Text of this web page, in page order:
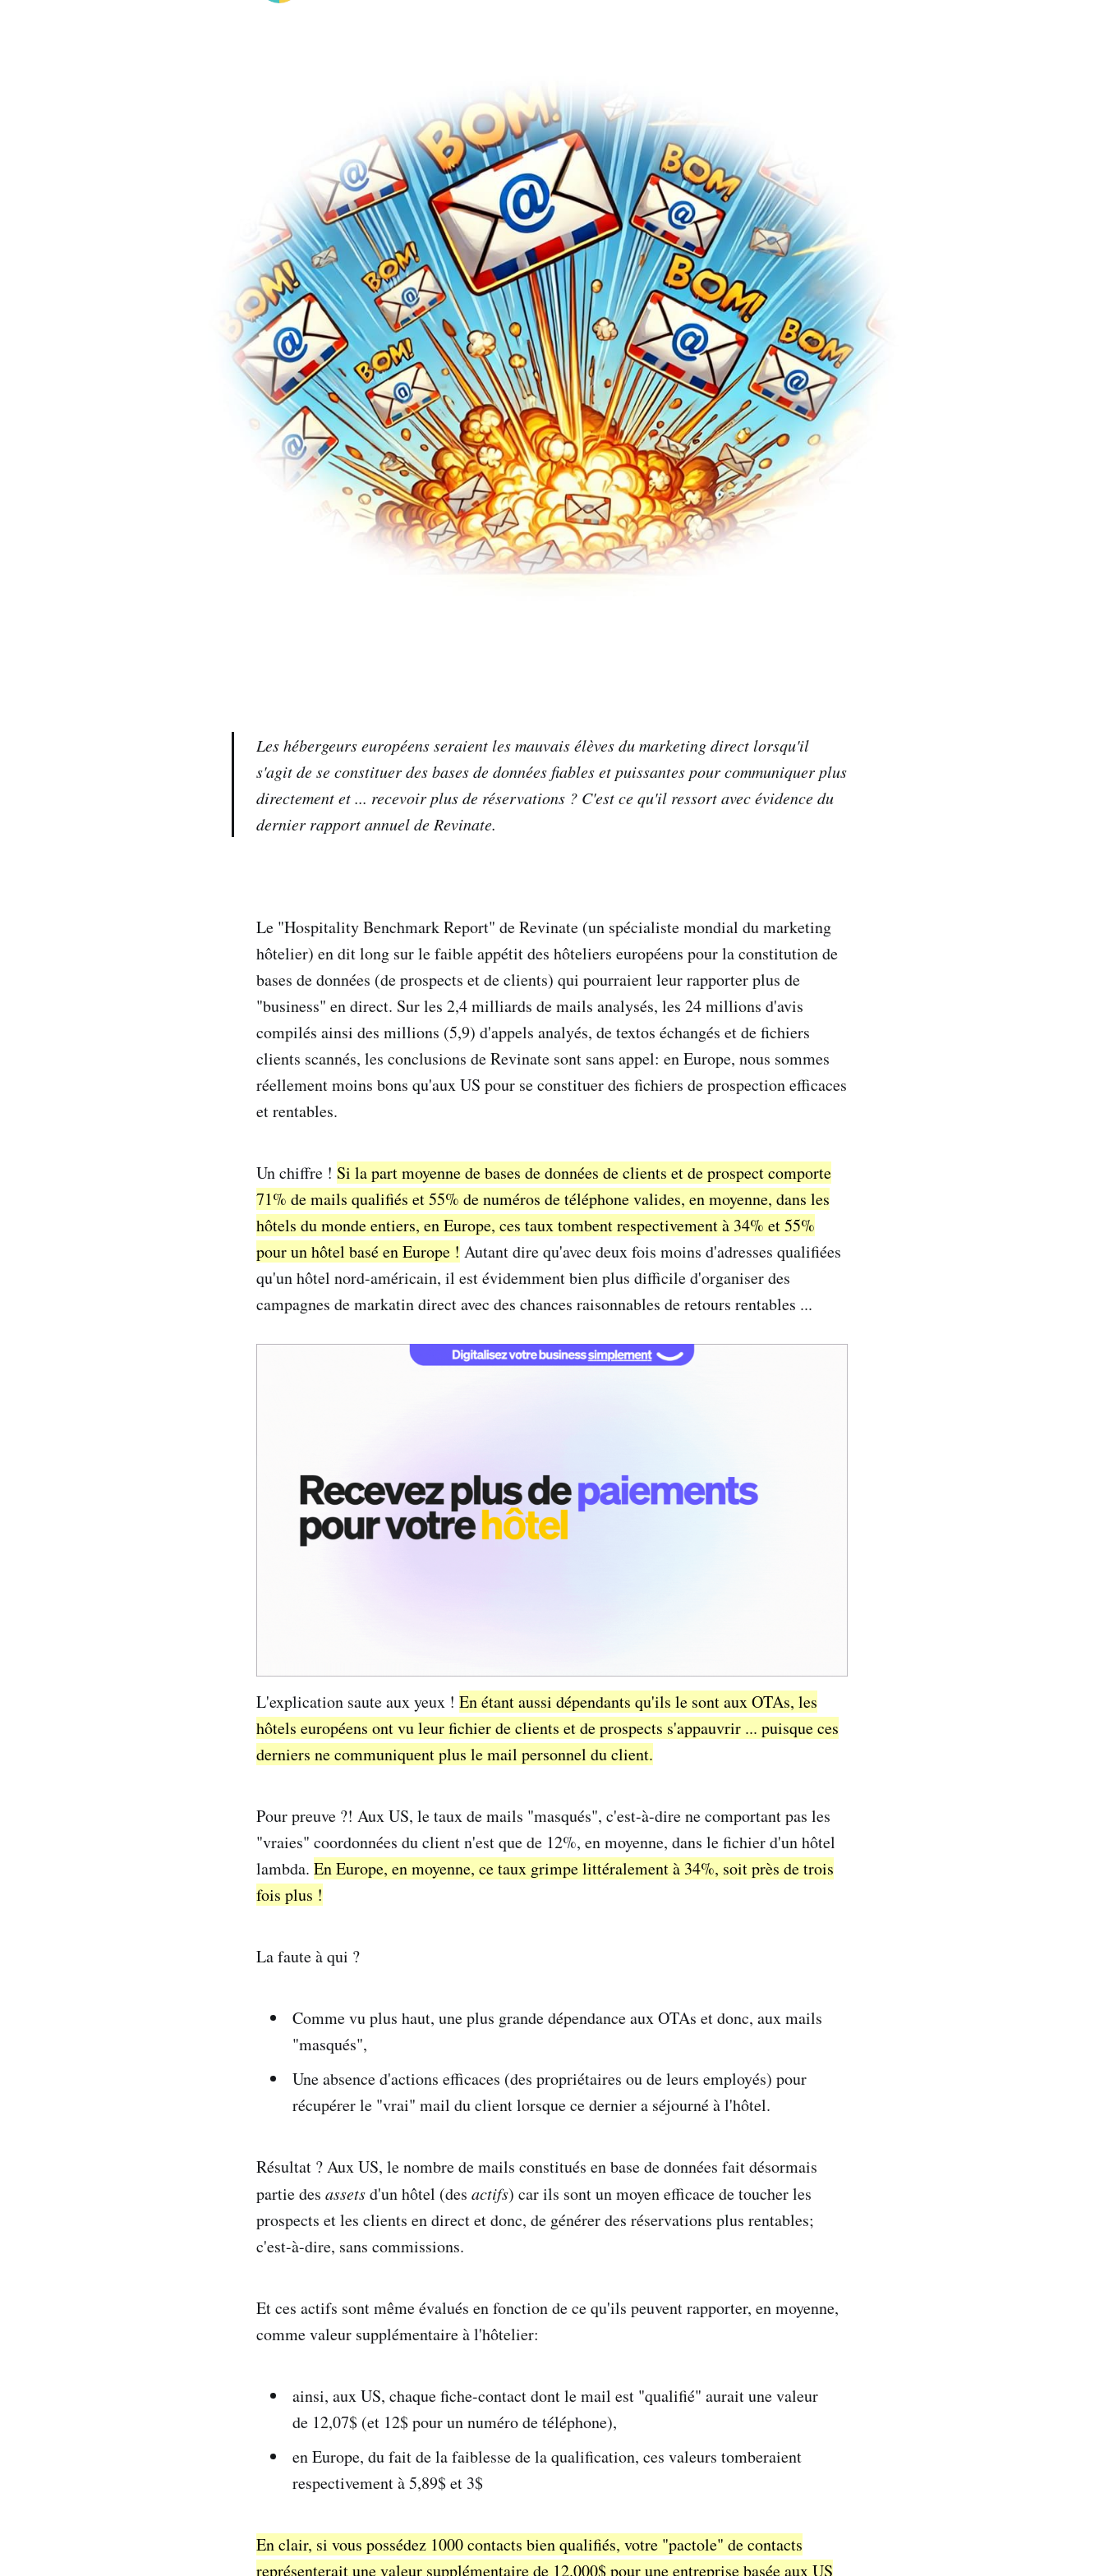
Les hébergeurs européens seraient les mauvais élèves du marketing direct lorsqu'il
s'agit de se constituer des bases de données fiables et puissantes pour communiquer plus
directement et ... recevoir plus de réservations ? C'est ce qu'il ressort avec évidence du
dernier rapport annuel de Revinate.
Le "Hospitality Benchmark Report" de Revinate (un spécialiste mondial du marketing
hôtelier) en dit long sur le faible appétit des hôteliers européens pour la constitution de
bases de données (de prospects et de clients) qui pourraient leur rapporter plus de
"business" en direct. Sur les 2,4 milliards de mails analysés, les 24 millions d'avis
compilés ainsi des millions (5,9) d'appels analyés, de textos échangés et de fichiers
clients scannés, les conclusions de Revinate sont sans appel: en Europe, nous sommes
réellement moins bons qu'aux US pour se constituer des fichiers de prospection efficaces
et rentables.
Un chiffre ! Si la part moyenne de bases de données de clients et de prospect comporte
71% de mails qualifiés et 55% de numéros de téléphone valides, en moyenne, dans les
hôtels du monde entiers, en Europe, ces taux tombent respectivement à 34% et 55%
pour un hôtel basé en Europe ! Autant dire qu'avec deux fois moins d'adresses qualifiées
qu'un hôtel nord-américain, il est évidemment bien plus difficile d'organiser des
campagnes de markatin direct avec des chances raisonnables de retours rentables ...
L'explication saute aux yeux ! En étant aussi dépendants qu'ils le sont aux OTAs, les
hôtels européens ont vu leur fichier de clients et de prospects s'appauvrir ... puisque ces
derniers ne communiquent plus le mail personnel du client.
Pour preuve ?! Aux US, le taux de mails "masqués", c'est-à-dire ne comportant pas les
"vraies" coordonnées du client n'est que de 12%, en moyenne, dans le fichier d'un hôtel
lambda. En Europe, en moyenne, ce taux grimpe littéralement à 34%, soit près de trois
fois plus !
La faute à qui ?
Comme vu plus haut, une plus grande dépendance aux OTAs et donc, aux mails
"masqués",
Une absence d'actions efficaces (des propriétaires ou de leurs employés) pour
récupérer le "vrai" mail du client lorsque ce dernier a séjourné à l'hôtel.
Résultat ? Aux US, le nombre de mails constitués en base de données fait désormais
partie des assetsd'un hôtel (des actifs) car ils sont un moyen efficace de toucher les
prospects et les clients en direct et donc, de générer des réservations plus rentables;
c'est-à-dire, sans commissions.
Et ces actifs sont même évalués en fonction de ce qu'ils peuvent rapporter, en moyenne,
comme valeur supplémentaire à l'hôtelier:
ainsi, aux US, chaque fiche-contact dont le mail est "qualifié" aurait une valeur
de 12,07$ (et 12$ pour un numéro de téléphone),
en Europe, du fait de la faiblesse de la qualification, ces valeurs tomberaient
respectivement à 5,89$ et 3$
En clair, si vous possédez 1000 contacts bien qualifiés, votre "pactole" de contacts
représenterait une valeur supplémentaire de 12.000$ pour une entreprise basée aux US